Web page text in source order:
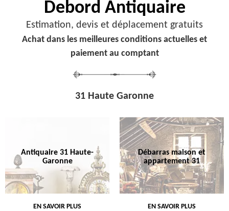
Debord Antiquaire
Estimation, devis et déplacement gratuits
Achat dans les meilleures conditions actuelles et
paiement au comptant
31 Haute Garonne
Antiquaire 31 Haute-
Garonne
EN SAVOIR PLUS
Débarras maison et
appartement 31
EN SAVOIR PLUS